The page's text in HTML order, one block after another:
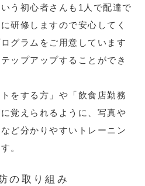
う初心者さんも1人で配達で
研修しますので安心してく
グラムをご用意しています
ップアップすることができ
をする方」や「飲食店勤務
覚えられるように、写真や
ど分かりやすいトレーニン
。
の取り組み